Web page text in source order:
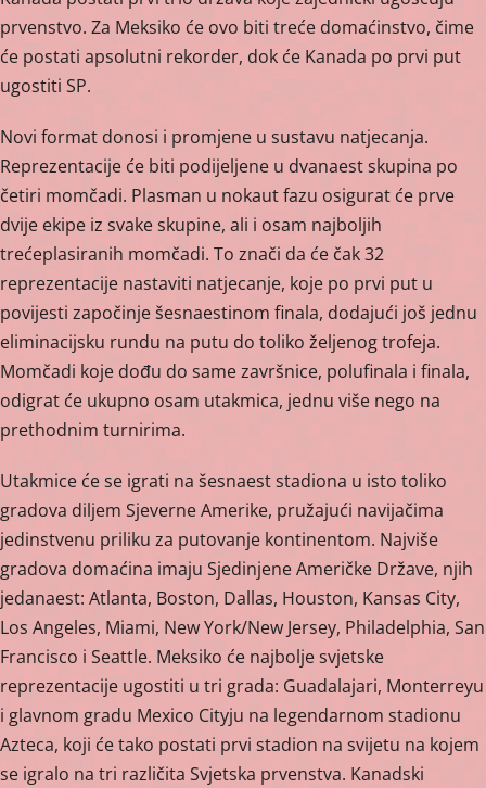
prvenstvo. Za Meksiko će ovo biti treće domaćinstvo, čime
će postati apsolutni rekorder, dok će Kanada po prvi put
ugostiti SP.
Novi format donosi i promjene u sustavu natjecanja.
Reprezentacije će biti podijeljene u dvanaest skupina po
četiri momčadi. Plasman u nokaut fazu osigurat će prve
dvije ekipe iz svake skupine, ali i osam najboljih
trećeplasiranih momčadi. To znači da će čak 32
reprezentacije nastaviti natjecanje, koje po prvi put u
povijesti započinje šesnaestinom finala, dodajući još jednu
eliminacijsku rundu na putu do toliko željenog trofeja.
Momčadi koje dođu do same završnice, polufinala i finala,
odigrat će ukupno osam utakmica, jednu više nego na
prethodnim turnirima.
Utakmice će se igrati na šesnaest stadiona u isto toliko
gradova diljem Sjeverne Amerike, pružajući navijačima
jedinstvenu priliku za putovanje kontinentom. Najviše
gradova domaćina imaju Sjedinjene Američke Države, njih
jedanaest: Atlanta, Boston, Dallas, Houston, Kansas City,
Los Angeles, Miami, New York/New Jersey, Philadelphia, San
Francisco i Seattle. Meksiko će najbolje svjetske
reprezentacije ugostiti u tri grada: Guadalajari, Monterreyu
i glavnom gradu Mexico Cityju na legendarnom stadionu
Azteca, koji će tako postati prvi stadion na svijetu na kojem
se igralo na tri različita Svjetska prvenstva. Kanadski